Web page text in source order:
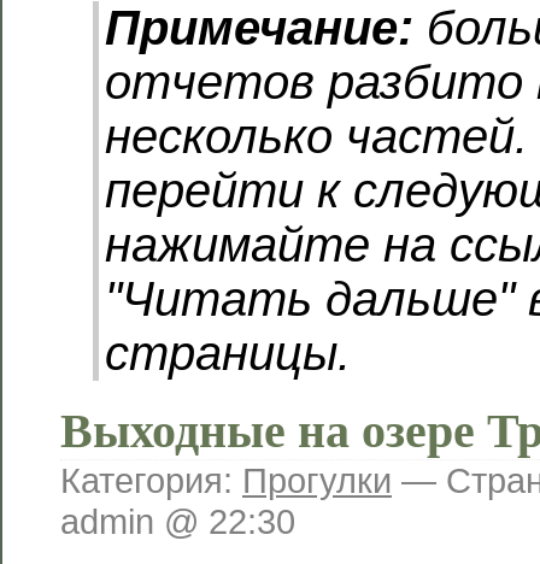
Примечание:
отчетов разбито
несколько
перейти к
нажимайте на
"Читать дальше"
страницы.
Выходные на озере
Категория: Прогулки —
admin @ 22:30